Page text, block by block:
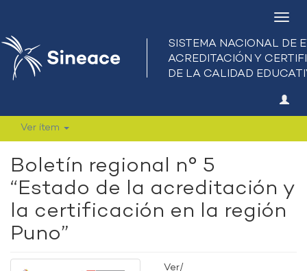
Ver ítem
Boletín regional n° 5
“Estado de la acreditación y
la certificación en la región
Puno”
Ver/